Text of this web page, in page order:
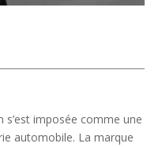
s’est imposée comme une
automobile. La marque